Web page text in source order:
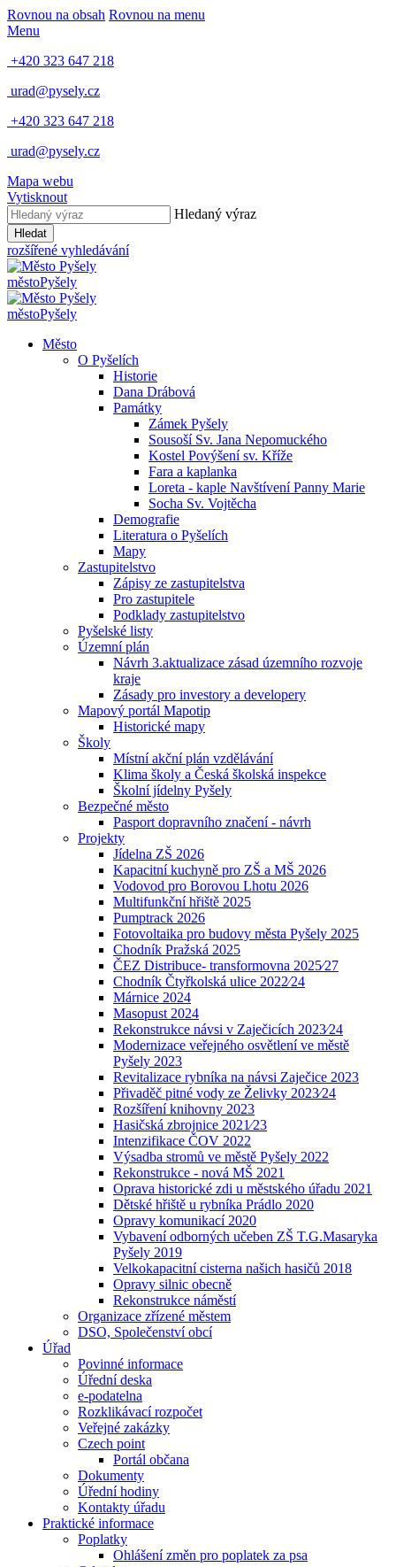
Rovnou na obsah Rovnou na menu
Menu
+420 323 647 218
urad@pysely.cz
+420 323 647 218
urad@pysely.cz
Mapa webu
Vytisknout
Hledaný výraz
Hledat
rozšířené vyhledávání
městoPyšely
městoPyšely
Město
O Pyšelích
Historie
Dana Drábová
Památky
Zámek Pyšely
Sousoší Sv. Jana Nepomuckého
Kostel Povýšení sv. Kříže
Fara a kaplanka
Loreta - kaple Navštívení Panny Marie
Socha Sv. Vojtěcha
Demografie
Literatura o Pyšelích
Mapy
Zastupitelstvo
Zápisy ze zastupitelstva
Pro zastupitele
Podklady zastupitelstvo
Pyšelské listy
Územní plán
Návrh 3.aktualizace zásad územního rozvoje
kraje
Zásady pro investory a developery
Mapový portál Mapotip
Historické mapy
Školy
Místní akční plán vzdělávání
Klima školy a Česká školská inspekce
Školní jídelny Pyšely
Bezpečné město
Pasport dopravního značení - návrh
Projekty
Jídelna ZŠ 2026
Kapacitní kuchyně pro ZŠ a MŠ 2026
Vodovod pro Borovou Lhotu 2026
Multifunkční hřiště 2025
Pumptrack 2026
Fotovoltaika pro budovy města Pyšely 2025
Chodník Pražská 2025
ČEZ Distribuce- transformovna 2025⁄27
Chodník Čtyřkolská ulice 2022⁄24
Márnice 2024
Masopust 2024
Rekonstrukce návsi v Zaječicích 2023⁄24
Modernizace veřejného osvětlení ve městě
Pyšely 2023
Revitalizace rybníka na návsi Zaječice 2023
Přivaděč pitné vody ze Želivky 2023⁄24
Rozšíření knihovny 2023
Hasičská zbrojnice 2021⁄23
Intenzifikace ČOV 2022
Výsadba stromů ve městě Pyšely 2022
Rekonstrukce - nová MŠ 2021
Oprava historické zdi u městského úřadu 2021
Dětské hřiště u rybníka Prádlo 2020
Opravy komunikací 2020
Vybavení odborných učeben ZŠ T.G.Masaryka
Pyšely 2019
Velkokapacitní cisterna našich hasičů 2018
Opravy silnic obecně
Rekonstrukce náměstí
Organizace zřízené městem
DSO, Společenství obcí
Úřad
Povinné informace
Úřední deska
e-podatelna
Rozklikávací rozpočet
Veřejné zakázky
Czech point
Portál občana
Dokumenty
Úřední hodiny
Kontakty úřadu
Praktické informace
Poplatky
Ohlášení změn pro poplatek za psa